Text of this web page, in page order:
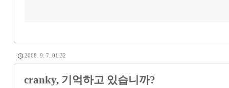
2008. 9. 7. 01:32
cranky, 기억하고 있습니까?